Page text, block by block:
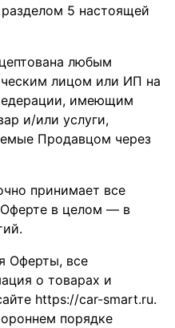
5 настоящей
любым
лицом или ИП на
имеющим
и/или услуги,
Продавцом через
принимает все
в целом — в
Оферты, все
о товарах и
https://car-smart.ru.
порядке